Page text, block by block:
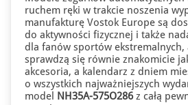
ruchem ręki w trakcie noszenia
manufakturę Vostok Europe są
do aktywności fizycznej i także
dla fanów sportów ekstremalnych,
sprawdzą się równie znakomicie
akcesoria, a kalendarz z dniem
o wszystkich najważniejszych
model NH35A-575O286z całą